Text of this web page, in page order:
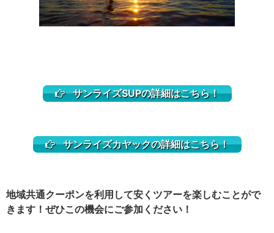
サンライズSUPの詳細はこちら！
サンライズカヤックの詳細はこちら！
地域共通クーポンを利用して安くツアーを楽しむことがで
きます！ぜひこの機会にご参加ください！